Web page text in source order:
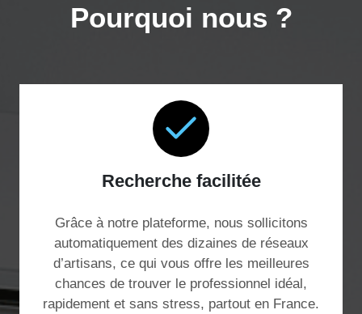
Pourquoi nous ?
Recherche facilitée
Grâce à notre plateforme, nous sollicitons
automatiquement des dizaines de réseaux
d’artisans, ce qui vous offre les meilleures
chances de trouver le professionnel idéal,
rapidement et sans stress, partout en France.